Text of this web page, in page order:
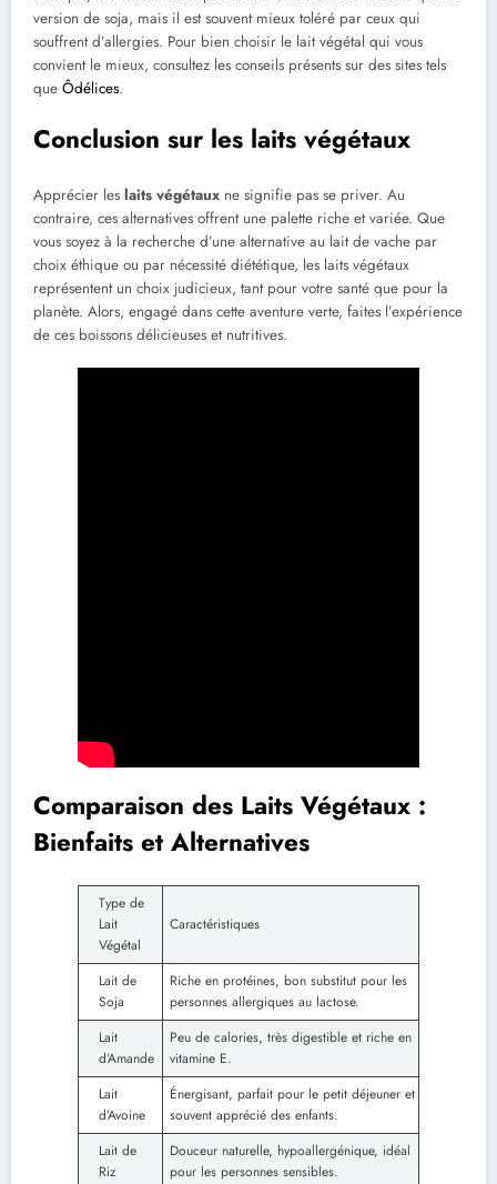
version de soja, mais il est souvent mieux toléré par ceux qui
souffrent d’allergies. Pour bien choisir le lait végétal qui vous
convient le mieux, consultez les conseils présents sur des sites tels
que Ôdélices.
Conclusion sur les laits végétaux
Apprécier les laits végétaux ne signifie pas se priver. Au
contraire, ces alternatives offrent une palette riche et variée. Que
vous soyez à la recherche d’une alternative au lait de vache par
choix éthique ou par nécessité diététique, les laits végétaux
représentent un choix judicieux, tant pour votre santé que pour la
planète. Alors, engagé dans cette aventure verte, faites l’expérience
de ces boissons délicieuses et nutritives.
Comparaison des Laits Végétaux :
Bienfaits et Alternatives
Type de
Lait
Végétal
Caractéristiques
Lait de
Soja
Riche en protéines, bon substitut pour les
personnes allergiques au lactose.
Lait
d’Amande
Peu de calories, très digestible et riche en
vitamine E.
Lait
d’Avoine
Énergisant, parfait pour le petit déjeuner et
souvent apprécié des enfants.
Lait de
Riz
Douceur naturelle, hypoallergénique, idéal
pour les personnes sensibles.